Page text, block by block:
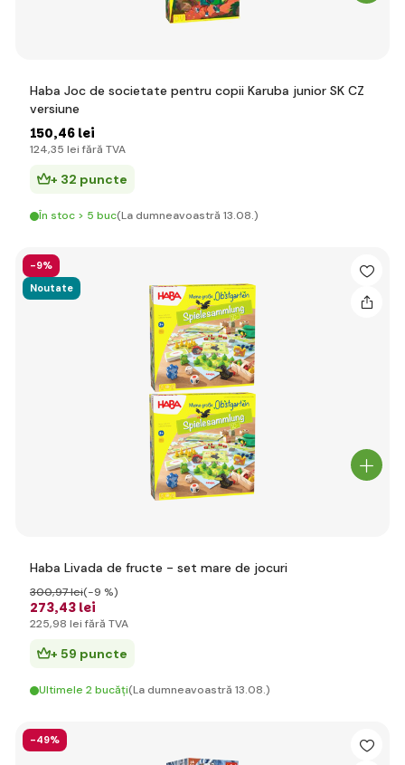
Haba Joc de societate pentru copii Karuba junior SK CZ
versiune
150,46 lei
124,35 lei fără TVA
+ 32 puncte
În stoc > 5 buc(La dumneavoastră 13.08.)
-9%
Noutate
Haba Livada de fructe - set mare de jocuri
273,43 lei
300,97 lei(-9 %)
225,98 lei fără TVA
+ 59 puncte
Ultimele 2 bucăți(La dumneavoastră 13.08.)
-49%